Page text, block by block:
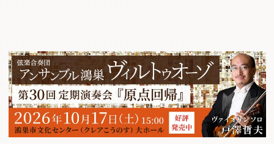
ゲ
ー
シ
ョ
ン